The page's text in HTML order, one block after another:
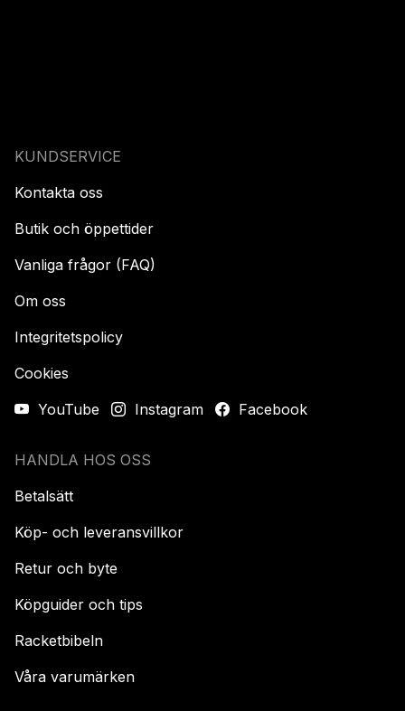
KUNDSERVICE
Kontakta oss
Butik och öppettider
Vanliga frågor (FAQ)
Om oss
Integritetspolicy
Cookies
YouTube
Instagram Facebook
HANDLA HOS OSS
Betalsätt
Köp- och leveransvillkor
Retur och byte
Köpguider och tips
Racketbibeln
Våra varumärken